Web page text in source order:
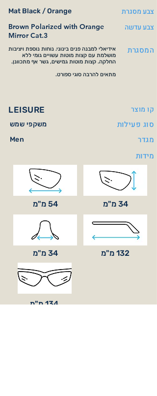
Mat Black / Orange צבע מסגרת
Brown Polarized with Orange
Mirror Cat.3
צבע עדשה
אידיאלי למבנה פנים בינוני. נוחות נוספת ויציבות
מושלמת עם קצות מוטות עשויים גומי ללא
החלקה. קצות מוטות גמישים, גשר אף מתכוונן.
מתאים להרבה סוגי ספורט.
המסגרת
LEISURE קו מוצר
משקפי שמש סוג פעילות
Men
מגדר
מידות
54 מ"מ 34 מ"מ
34 מ"מ 132 מ"מ
134 מ"מ